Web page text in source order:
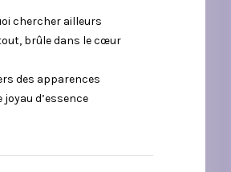
chercher ailleurs
brûle dans le cœur
des apparences
joyau d’essence